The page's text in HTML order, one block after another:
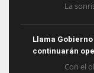
La
Llama
continuarán
Con el